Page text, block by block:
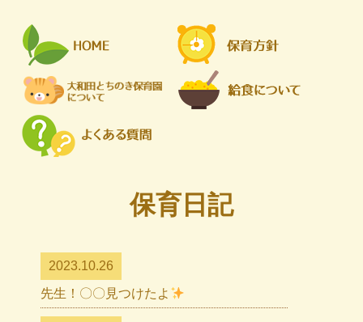
保育日記
2023.10.26
先生！〇〇見つけたよ